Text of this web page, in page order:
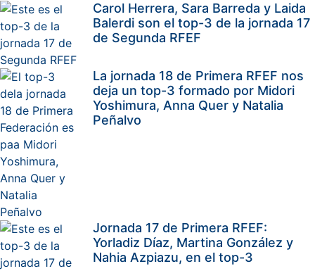
Carol Herrera, Sara Barreda y Laida
Balerdi son el top-3 de la jornada 17
de Segunda RFEF
La jornada 18 de Primera RFEF nos
deja un top-3 formado por Midori
Yoshimura, Anna Quer y Natalia
Peñalvo
Jornada 17 de Primera RFEF:
Yorladiz Díaz, Martina González y
Nahia Azpiazu, en el top-3